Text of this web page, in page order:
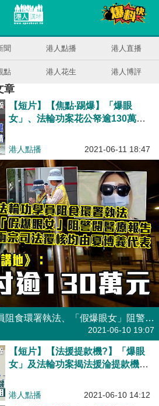
聞 港人點播 港人直播
點 港人花生 港人博評
章
【短片】【焦點‧踢爆】「爆眼
女」、法輪功案花公帑逾130萬，
港人點播 2021-06-11 18:47
【真相揭曉】法輪功學員阻食環署執法、「假爆眼女」阻警閱醫療報告 兩案代表律師均為夏博義、法援至今共支付逾130萬元
2021-06-10 19:07
【短片】【法援提款機?】「爆眼
女」及法輪功案揭法援淪提款機？
容緩、應按名冊排序平均分配、以
港人點播 2021-06-10 14:12